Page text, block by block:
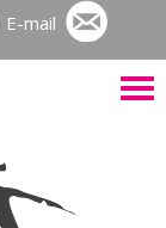
E-mail
le